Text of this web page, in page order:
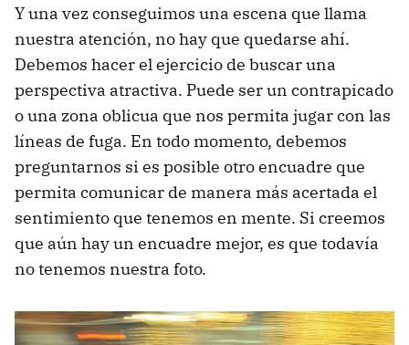
Y una vez conseguimos una escena que llama
nuestra atención, no hay que quedarse ahí.
Debemos hacer el ejercicio de buscar una
perspectiva atractiva. Puede ser un contrapicado
o una zona oblicua que nos permita jugar con las
líneas de fuga. En todo momento, debemos
preguntarnos si es posible otro encuadre que
permita comunicar de manera más acertada el
sentimiento que tenemos en mente. Si creemos
que aún hay un encuadre mejor, es que todavía
no tenemos nuestra foto.